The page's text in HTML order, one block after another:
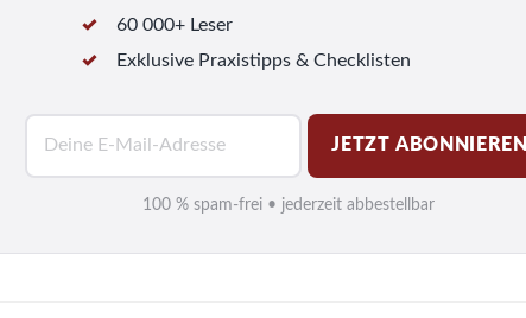
60 000+ Leser
Exklusive Praxistipps & Checklisten
i
JETZT ABONNIEREN
100 % spam-frei • jederzeit abbestellbar